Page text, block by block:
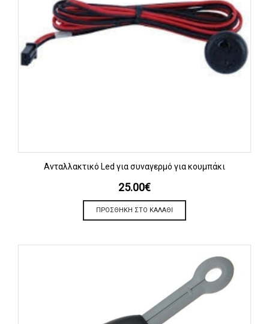
Ανταλλακτικό Led για συναγερμό για κουμπάκι
25.00€
ΠΡΟΣΘΉΚΗ ΣΤΟ ΚΑΛΆΘΙ